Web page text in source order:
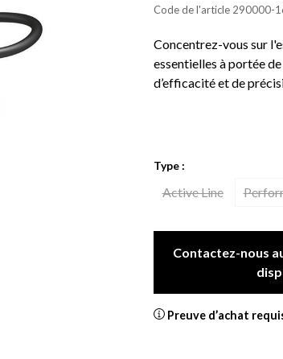
Code de l'article290000-
Concentrez-vous sur
essentielles à portée
d’efficacité et de
Type :
Active Line
Contactez-nous
Preuve d’achat